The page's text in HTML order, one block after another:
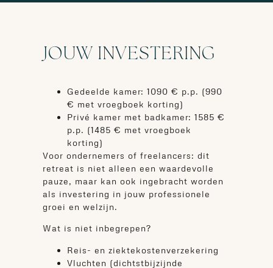
JOUW INVESTERING
Gedeelde kamer: 1090 € p.p. (990
€ met vroegboek korting)
Privé kamer met badkamer: 1585 €
p.p. (1485 € met vroegboek
korting)
Voor ondernemers of freelancers: dit
retreat is niet alleen een waardevolle
pauze, maar kan ook ingebracht worden
als investering in jouw professionele
groei en welzijn.
Wat is niet inbegrepen?
Reis- en ziektekostenverzekering
Vluchten (dichtstbijzijnde